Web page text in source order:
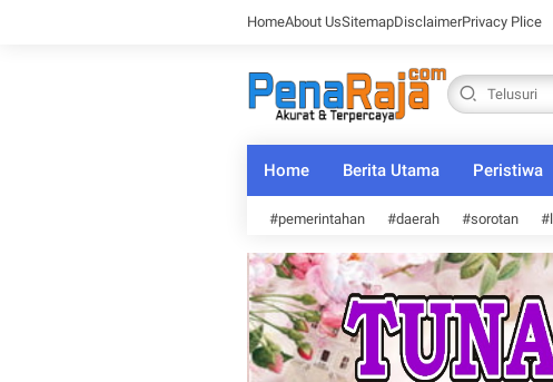
HomeAbout UsSitemapDisclaimerPrivacy Plice
Home Berita Utama Peristiwa
#pemerintahan #daerah #sorotan